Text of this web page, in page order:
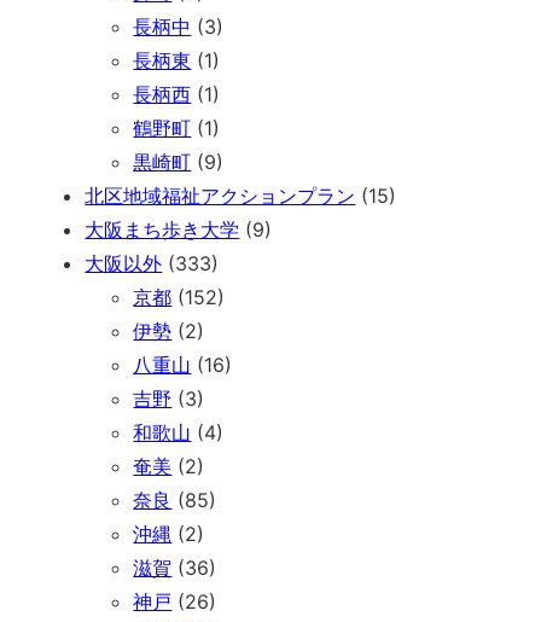
長柄中 (3)
長柄東 (1)
長柄西 (1)
鶴野町 (1)
黒崎町 (9)
北区地域福祉アクションプラン (15)
大阪まち歩き大学 (9)
大阪以外 (333)
京都 (152)
伊勢 (2)
八重山 (16)
吉野 (3)
和歌山 (4)
奄美 (2)
奈良 (85)
沖縄 (2)
滋賀 (36)
神戸 (26)